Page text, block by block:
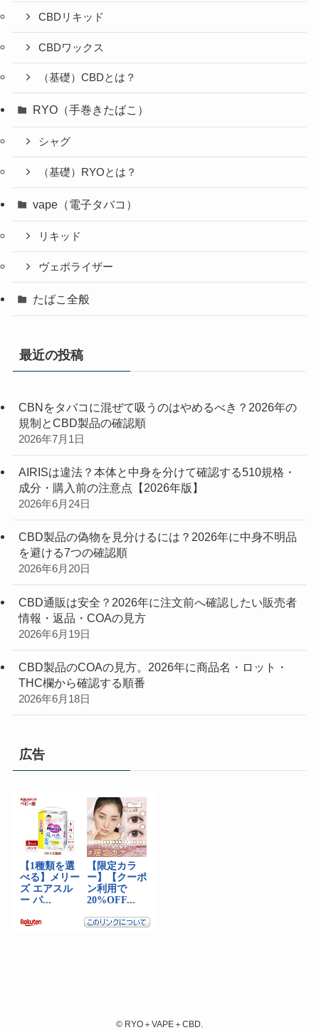
CBDリキッド
CBDワックス
（基礎）CBDとは？
RYO（手巻きたばこ）
シャグ
（基礎）RYOとは？
vape（電子タバコ）
リキッド
ヴェポライザー
たばこ全般
最近の投稿
CBNをタバコに混ぜて吸うのはやめるべき？2026年の
規制とCBD製品の確認順
2026年7月1日
AIRISは違法？本体と中身を分けて確認する510規格・
成分・購入前の注意点【2026年版】
2026年6月24日
CBD製品の偽物を見分けるには？2026年に中身不明品
を避ける7つの確認順
2026年6月20日
CBD通販は安全？2026年に注文前へ確認したい販売者
情報・返品・COAの見方
2026年6月19日
CBD製品のCOAの見方。2026年に商品名・ロット・
THC欄から確認する順番
2026年6月18日
広告
© RYO＋VAPE＋CBD.